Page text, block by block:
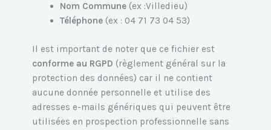
Nom Commune (ex :Villedieu)
Téléphone (ex : 04 71 73 04 53)
Il est important de noter que ce fichier est
conforme au RGPD (règlement général sur la
protection des données) car il ne contient
aucune donnée personnelle et utilise des
adresses e-mails génériques qui peuvent être
utilisées en prospection professionnelle sans